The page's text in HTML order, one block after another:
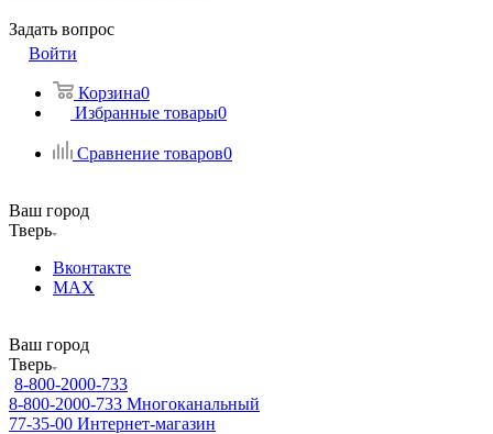
Задать вопрос
Войти
Корзина0
Избранные товары0
Сравнение товаров0
Ваш город
Тверь
Вконтакте
MAX
Ваш город
Тверь
8-800-2000-733
8-800-2000-733 Многоканальный
77-35-00 Интернет-магазин